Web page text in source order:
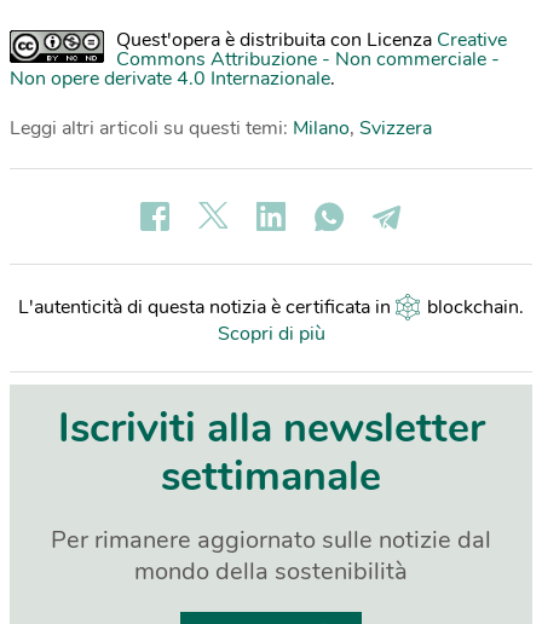
Quest'opera è distribuita con Licenza Creative
Commons Attribuzione - Non commerciale -
Non opere derivate 4.0 Internazionale.
Leggi altri articoli su questi temi: Milano, Svizzera
L'autenticità di questa notizia è certificata in blockchain.
Scopri di più
Iscriviti alla newsletter
settimanale
Per rimanere aggiornato sulle notizie dal
mondo della sostenibilità